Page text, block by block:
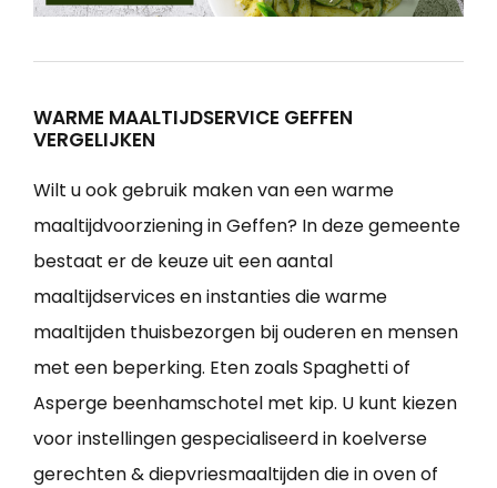
WARME MAALTIJDSERVICE GEFFEN
VERGELIJKEN
Wilt u ook gebruik maken van een warme
maaltijdvoorziening in Geffen? In deze gemeente
bestaat er de keuze uit een aantal
maaltijdservices en instanties die warme
maaltijden thuisbezorgen bij ouderen en mensen
met een beperking. Eten zoals Spaghetti of
Asperge beenhamschotel met kip. U kunt kiezen
voor instellingen gespecialiseerd in koelverse
gerechten & diepvriesmaaltijden die in oven of